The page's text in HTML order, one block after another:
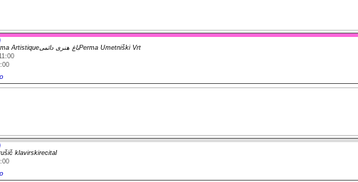
Jardin Perma Artistiqueباغ هنری دائمیPerma Umetniški Vrt
klavirskirecital